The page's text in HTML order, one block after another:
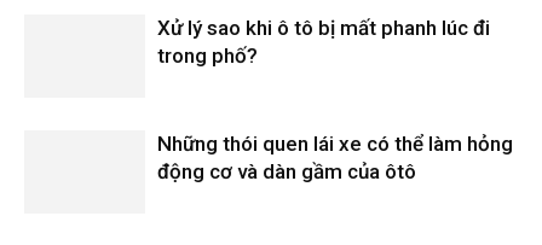
Xử lý sao khi ô tô bị mất phanh lúc đi
trong phố?
Những thói quen lái xe có thể làm hỏng
động cơ và dàn gầm của ôtô